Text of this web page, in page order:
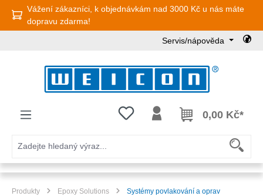
Přejít na hlavní obsah
Vážení zákazníci, k objednávkám nad 3000 Kč u nás máte
dopravu zdarma!
Servis/nápověda
Máte 0 položky v seznamu přání
0,00 Kč*
Produkty Epoxy Solutions Systémy povlakování a oprav